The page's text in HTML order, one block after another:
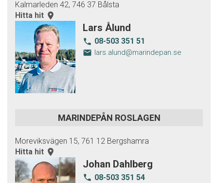
Kalmarleden 42, 746 37 Bålsta
Hitta hit room
Lars Ålund
local_phone 08-503 351 51
email lars.alund@marindepan.se
MARINDEPÅN ROSLAGEN
Moreviksvägen 15, 761 12 Bergshamra
Hitta hit room
Johan Dahlberg
local_phone 08-503 351 54